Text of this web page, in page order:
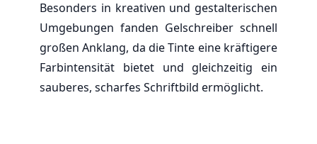
Besonders in kreativen und gestalterischen
Umgebungen fanden Gelschreiber schnell
großen Anklang, da die Tinte eine kräftigere
Farbintensität bietet und gleichzeitig ein
sauberes, scharfes Schriftbild ermöglicht.